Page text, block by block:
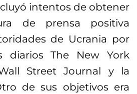
intentos de obtener
de prensa positiva
de Ucrania por
diarios The New York
Street Journal y la
de sus objetivos era